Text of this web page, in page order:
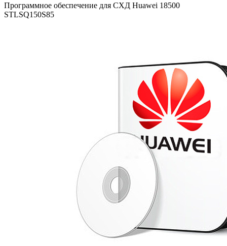
Программное обеспечение для СХД Huawei 18500
STLSQ150S85